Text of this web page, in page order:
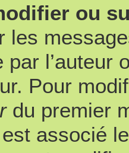
ou
les
par l’auteur
Pour
du premier
associé